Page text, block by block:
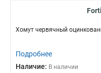
Хомут червячный
Подробнее
Наличие: В наличии